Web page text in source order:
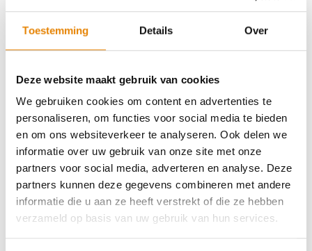
Toestemming Details Over
Deze website maakt gebruik van cookies
We gebruiken cookies om content en advertenties te
personaliseren, om functies voor social media te bieden
en om ons websiteverkeer te analyseren. Ook delen we
informatie over uw gebruik van onze site met onze
partners voor social media, adverteren en analyse. Deze
partners kunnen deze gegevens combineren met andere
informatie die u aan ze heeft verstrekt of die ze hebben
verzameld op basis van uw gebruik van hun services.
Mercator
Rupelmonde (Oost-Vlaanderen)
Gerardus Mercator, decartograafdie onze kijk op de
wereld voorgoed veranderde, bracht een deel van